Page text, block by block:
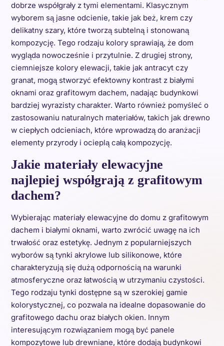
dobrze współgrały z tymi elementami. Klasycznym
wyborem są jasne odcienie, takie jak beż, krem czy
delikatny szary, które tworzą subtelną i stonowaną
kompozycję. Tego rodzaju kolory sprawiają, że dom
wygląda nowocześnie i przytulnie. Z drugiej strony,
ciemniejsze kolory elewacji, takie jak antracyt czy
granat, mogą stworzyć efektowny kontrast z białymi
oknami oraz grafitowym dachem, nadając budynkowi
bardziej wyrazisty charakter. Warto również pomyśleć o
zastosowaniu naturalnych materiałów, takich jak drewno
w ciepłych odcieniach, które wprowadzą do aranżacji
elementy przyrody i ocieplą całą kompozycję.
Jakie materiały elewacyjne
najlepiej współgrają z grafitowym
dachem?
Wybierając materiały elewacyjne do domu z grafitowym
dachem i białymi oknami, warto zwrócić uwagę na ich
trwałość oraz estetykę. Jednym z popularniejszych
wyborów są tynki akrylowe lub silikonowe, które
charakteryzują się dużą odpornością na warunki
atmosferyczne oraz łatwością w utrzymaniu czystości.
Tego rodzaju tynki dostępne są w szerokiej gamie
kolorystycznej, co pozwala na idealne dopasowanie do
grafitowego dachu oraz białych okien. Innym
interesującym rozwiązaniem mogą być panele
kompozytowe lub drewniane, które dodają budynkowi